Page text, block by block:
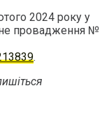
2024 року у
провадження №
.